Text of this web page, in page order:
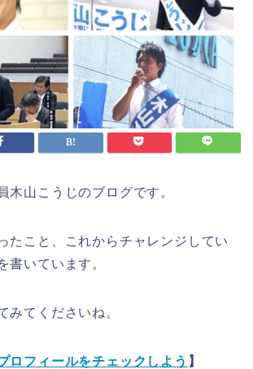
木山こうじのブログです。
たこと、これからチャレンジしてい
書いています。
みてくださいね。
ロフィールをチェックしよう 】